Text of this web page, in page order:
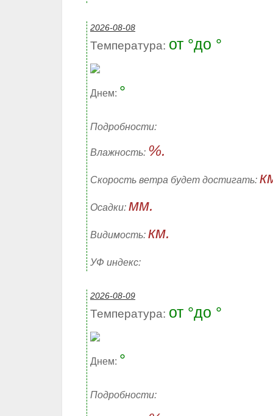
2026-08-08
Температура: от °до °
Днем: °
Подробности:
Влажность: %.
Скорость ветра будет достигать:
Осадки: мм.
Видимость: км.
УФ индекс:
2026-08-09
Температура: от °до °
Днем: °
Подробности: